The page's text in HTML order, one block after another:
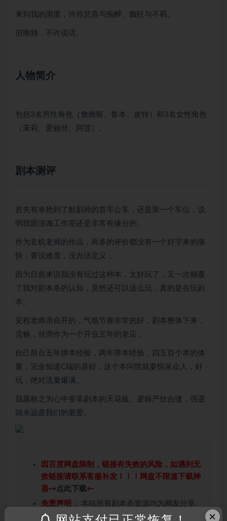
来到我的国度，许你悲喜与痴醉、癫狂与不羁。
但唯独，不许说话。
人物简介
包括3名男性角色（詹姆斯、鲁本、皮特）和3名女性角色
（茉莉、爱丽丝、阿莲）。
剧本测评
首先有幸抢到了默剧师的首车公车，还是第一个车位，说
明我跟涟漪工作室还是非常有缘分的。
作为玄机老师的作品，再多的评价都没有一个好字来的痛
快，要说难度，没办法定义，
因为目前来说我没有玩过这种本，太好玩了，又一次颠覆
了我对剧本杀的认知，竟然还可以这么玩，真的是在玩剧
本。
安程老师亲自开的，气氛节奏非常的好，剧本整体下来，
流畅，丝滑作为一个开业五年的老店，
自己前台五年拼本经验，两年带本经验，四五百个本的体
量，完全知道C端的喜好，这个本问世就要惊呆众人，好
玩，绝对流量爆满。
我愿称之为心中变革剧本的天花板。逻辑严丝合缝，强逻
辑永远是我们的最爱。
因百度网盘限制，链接有失效的风险，如遇到无
效链接请联系客服补发！！！网盘不限速下载神
器→ 点此下载←
免责声明 ： 本站所有剧本杀资源均为网友分享
投稿+个人整理而来，仅供学习研究使用，请勿
×